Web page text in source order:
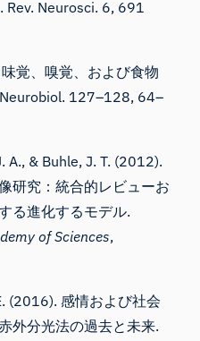
Rev. Neurosci. 6, 691
覚、嗅覚、および食物
127–128, 64–
A., & Buhle, J. T. (2012).
研究：統合的レビューお
る進化するモデル.
of Sciences,
(2016). 感情および社会
外分光法の過去と未来.